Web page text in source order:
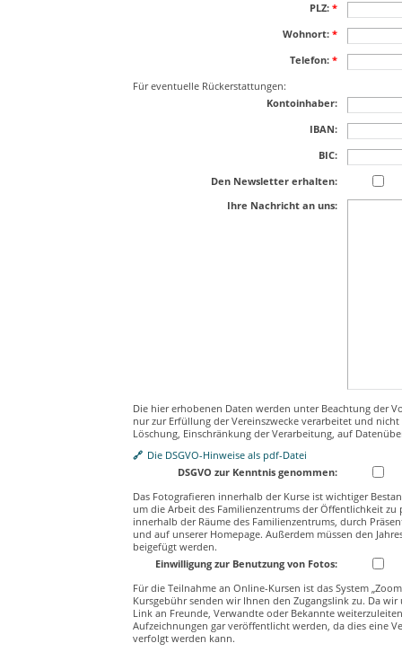
PLZ: *
Wohnort: *
Telefon: *
Für eventuelle Rückerstattungen:
Kontoinhaber:
IBAN:
BIC:
Den Newsletter erhalten:
Ihre Nachricht an uns:
Die hier erhobenen Daten werden unter Beachtung der
nur zur Erfüllung der Vereinszwecke verarbeitet und
Löschung, Einschränkung der Verarbeitung, auf
Die DSGVO-Hinweise als pdf-Datei
DSGVO zur Kenntnis genommen:
Das Fotografieren innerhalb der Kurse ist wichtiger
um die Arbeit des Familienzentrums der Öffentlichkeit
innerhalb der Räume des Familienzentrums, durch
und auf unserer Homepage. Außerdem müssen den
beigefügt werden.
Einwilligung zur Benutzung von Fotos:
Für die Teilnahme an Online-Kursen ist das System
Kursgebühr senden wir Ihnen den Zugangslink zu. Da
Link an Freunde, Verwandte oder Bekannte
Aufzeichnungen gar veröffentlicht werden, da dies eine
verfolgt werden kann.